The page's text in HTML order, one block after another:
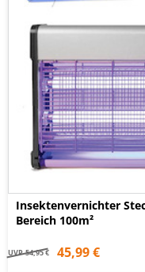
Insektenvernichter
Bereich 100m²
UVP 54,95 € 45,99 €